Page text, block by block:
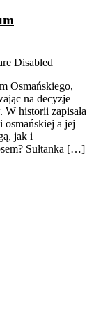
Disabled
Osmańskiego,
na decyzje
W historii zapisała
osmańskiej a jej
jak i
Sułtanka […]